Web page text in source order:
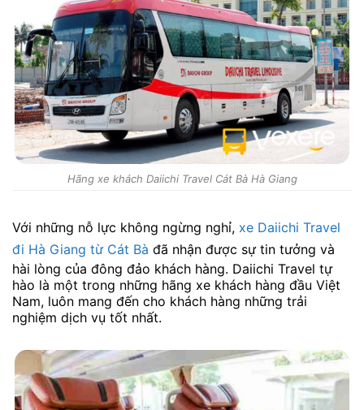
Hãng xe khách Daiichi Travel Cát Bà Hà Giang
Với những nỗ lực không ngừng nghỉ, xe Daiichi Travel
đi Hà Giang từ Cát Bà đã nhận được sự tin tưởng và
hài lòng của đông đảo khách hàng. Daiichi Travel tự
hào là một trong những hãng xe khách hàng đầu Việt
Nam, luôn mang đến cho khách hàng những trải
nghiệm dịch vụ tốt nhất.